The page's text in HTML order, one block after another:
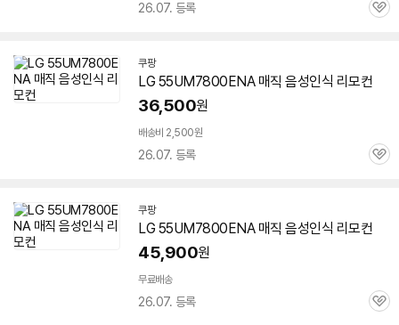
26.07. 등록
관
쿠팡
LG 55UM7800ENA매직 음성인식 리모컨
36,500원
배송비 2,500원
26.07. 등록
관
쿠팡
LG 55UM7800ENA매직 음성인식 리모컨
45,900원
무료배송
26.07. 등록
관